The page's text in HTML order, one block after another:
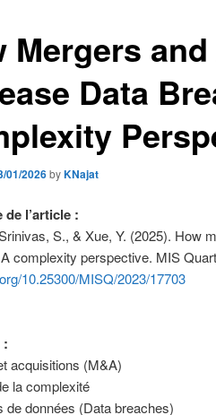
Mergers
Data
01/2026byKNajat
de l’article :
S., & Xue, Y. (2025). How
complexity perspective. MIS
10.25300/MISQ/2023/17703
:
acquisitions (M&A)
la complexité
de données (Data breaches)